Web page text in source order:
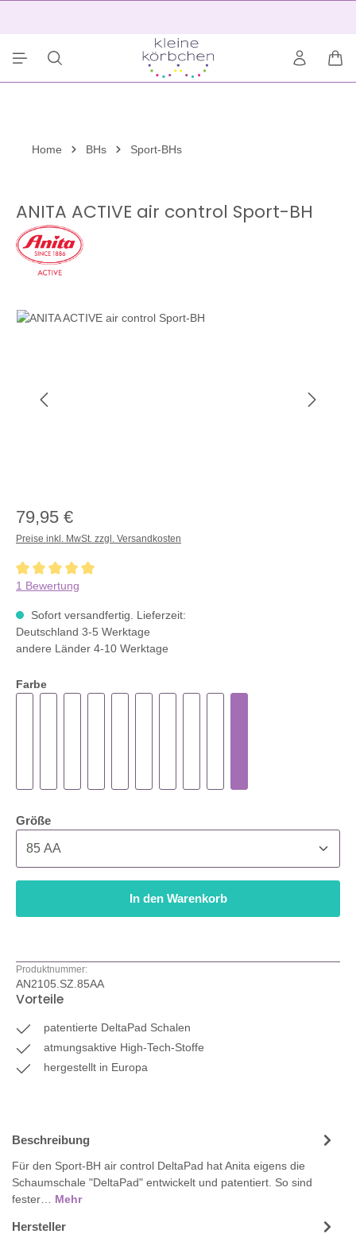
Home BHs Sport-BHs
ANITA ACTIVE air control Sport-BH
Bildergalerie überspringen
79,95 €
Preise inkl. MwSt. zzgl. Versandkosten
Durchschnittliche Bewertung von 5 von 5 Sternen
1 Bewertung
Sofort versandfertig. Lieferzeit:
Deutschland 3-5 Werktage
andere Länder 4-10 Werktage
Farbe
Größeauswählen
In den Warenkorb
Produktnummer:
AN2105.SZ.85AA
Vorteile
patentierte DeltaPad Schalen
atmungsaktive High-Tech-Stoffe
hergestellt in Europa
Beschreibung
Für den Sport-BH air control DeltaPad hat Anita eigens die
Schaumschale "DeltaPad" entwickelt und patentiert. So sind
fester… Mehr
Hersteller